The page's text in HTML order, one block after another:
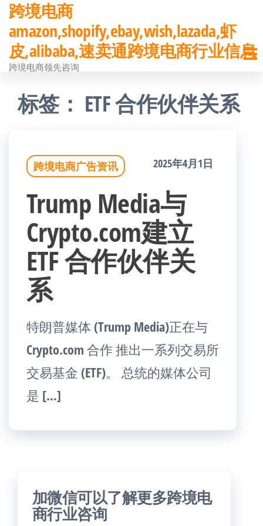
前
往
内
跨境电商
amazon,shopify,ebay,wish,lazada,虾
皮,alibaba,速卖通跨境电商行业信息
跨境电商领先咨询
标签： ETF 合作伙伴关系
跨境电商广告资讯 2025年4月1日
Trump Media与
Crypto.com建立
ETF 合作伙伴关
系
特朗普媒体 (Trump Media)正在与
Crypto.com 合作 推出一系列交易所
交易基金 (ETF)。 总统的媒体公司
是 […]
加微信可以了解更多跨境电
商行业咨询